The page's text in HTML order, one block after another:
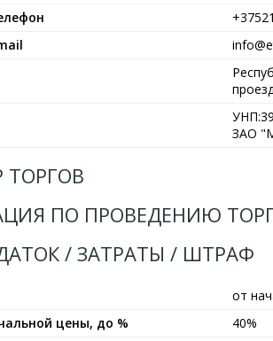
ЗАО
ТОРГОВ
ПО ПРОВЕДЕНИЮ
/ ЗАТРАТЫ / ШТРАФ
от
цены, до %
40%